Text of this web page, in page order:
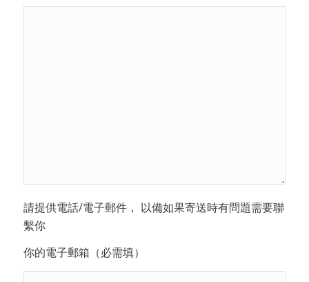
請提供電話/電子郵件， 以備如果寄送時有問題需要聯
繫你
你的電子郵箱（必需填）